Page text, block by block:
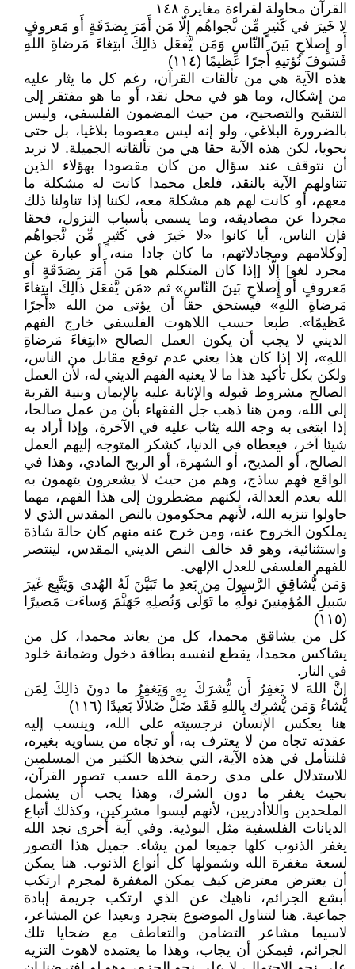
القرآن محاولة لقراءة مغايرة ١٤٨
لا خَيرَ في كَثيرٍ مِّن نَّجواهُم إِلّا مَن أَمَرَ بِصَدَقَةٍ أَو مَعروفٍ
أَو إِصلاحٍ بَينَ النّاسِ وَمَن يَّفعَل ذالِكَ ابتِغاءَ مَرضاةِ اللهِ
فَسَوفَ نُؤتيهِ أَجرًا عَظيمًا (١١٤)
هذه الآية هي من تألقات القرآن، رغم كل ما يثار عليه
من إشكال، وما هو في محل نقد، أو ما هو مفتقر إلى
التنقيح والتصحيح، من حيث المضمون الفلسفي، وليس
بالضرورة البلاغي، ولو إنه ليس معصوما بلاغيا، بل حتى
نحويا، لكن هذه الآية حقا هي من تألقاته الجميلة. لا نريد
أن نتوقف عند سؤال من كان مقصودا بهؤلاء الذين
تتناولهم الآية بالنقد، فلعل محمدا كانت له مشكلة ما
معهم، أو كانت لهم هم مشكلة معه، لكننا إذا تناولنا ذلك
مجردا عن مصاديقه، وما يسمى بأسباب النزول، فحقا
فإن الناس، أيا كانوا «لا خَيرَ في كَثيرٍ مِّن نَّجواهُم
[وكلامهم ومجادلاتهم، ما كان جادا منه، أو عبارة عن
مجرد لغو] إِلّا [إذا كان المتكلم هو] مَن أَمَرَ بِصَدَقَةٍ أَو
مَعروفٍ أَو إِصلاحٍ بَينَ النّاسِ» ثم «مَن يَّفعَل ذالِكَ ابتِغاءَ
مَرضاةِ اللهِ» فيستحق حقا أن يؤتى من الله «أَجرًا
عَظيمًا». طبعا حسب اللاهوت الفلسفي خارج الفهم
الديني لا يجب أن يكون العمل الصالح «ابتِغاءَ مَرضاةِ
اللهِ»، إلا إذا كان هذا يعني عدم توقع مقابل من الناس،
ولكن بكل تأكيد هذا ما لا يعنيه الفهم الديني له، لأن العمل
الصالح مشروط قبوله والإثابة عليه بالإيمان وبنية القربة
إلى الله، ومن هنا ذهب جل الفقهاء بأن من عمل صالحا،
إذا ابتغى به وجه الله يثاب عليه في الآخرة، وإذا أراد به
شيئا آخر، فيعطاه في الدنيا، كشكر المتوجه إليهم العمل
الصالح، أو المديح، أو الشهرة، أو الربح المادي، وهذا في
الواقع فهم ساذج، وهم من حيث لا يشعرون يتهمون به
الله بعدم العدالة، لكنهم مضطرون إلى هذا الفهم، مهما
حاولوا تنزيه الله، لأنهم محكومون بالنص المقدس الذي لا
يملكون الخروج عنه، ومن خرج عنه منهم كان حالة شاذة
واستثنائية، وهو قد خالف النص الديني المقدس، لينتصر
للفهم الفلسفي للعدل الإلهي.
وَمَن يُّشاقِقِ الرَّسولَ مِن بَعدِ ما تَبَيَّنَ لَهُ الهُدى وَيَتَّبِع غَيرَ
سَبيلِ المُؤمِنينَ نولِّهِ ما تَوَلّى وَنُصلِهِ جَهَنَّمَ وَساءَت مَصيرًا
(١١٥)
كل من يشاقق محمدا، كل من يعاند محمدا، كل من
يشاكس محمدا، يقطع لنفسه بطاقة دخول وضمانة خلود
في النار.
إِنَّ اللهَ لا يَغفِرُ أَن يُّشرَكَ بِهِ وَيَغفِرُ ما دونَ ذالِكَ لِمَن
يَّشاءُ وَمَن يُّشرِك بِاللهِ فَقَد ضَلَّ ضَلالًا بَعيدًا (١١٦)
هنا يعكس الإنسان نرجسيته على الله، وينسب إليه
عقدته تجاه من لا يعترف به، أو تجاه من يساويه بغيره،
فلنتأمل في هذه الآية، التي يتخذها الكثير من المسلمين
للاستدلال على مدى رحمة الله حسب تصور القرآن،
بحيث يغفر ما دون الشرك، وهذا يجب أن يشمل
الملحدين واللاأدريين، لأنهم ليسوا مشركين، وكذلك أتباع
الديانات الفلسفية مثل البوذية. وفي آية أخرى نجد الله
يغفر الذنوب كلها جميعا لمن يشاء. جميل هذا التصور
لسعة مغفرة الله وشمولها كل أنواع الذنوب. هنا يمكن
أن يعترض معترض كيف يمكن المغفرة لمجرم ارتكب
أبشع الجرائم، ناهيك عن الذي ارتكب جريمة إبادة
جماعية. هنا لنتناول الموضوع بتجرد وبعيدا عن المشاعر،
لاسيما مشاعر التضامن والتعاطف مع ضحايا تلك
الجرائم، فيمكن أن يجاب، وهذا ما يعتمده لاهوت التزيه